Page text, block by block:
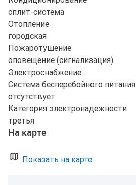
сплит-система
Отопление
городская
Пожаротушение
оповещение (сигнализация)
Электроснабжение:
Система бесперебойного питания
отсутствует
Категория электронадежности
третья
На карте
Показать на карте